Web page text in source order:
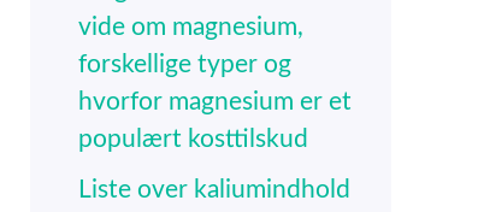
vide om magnesium,
forskellige typer og
hvorfor magnesium er et
populært kosttilskud
Liste over kaliumindhold